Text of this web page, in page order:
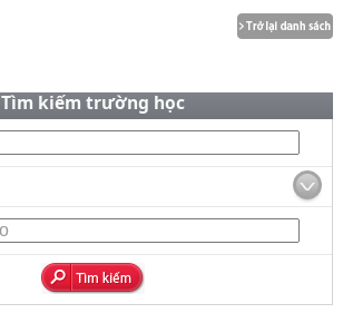
Tìm kiếm trường học